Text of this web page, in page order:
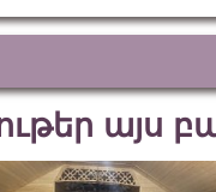
այս